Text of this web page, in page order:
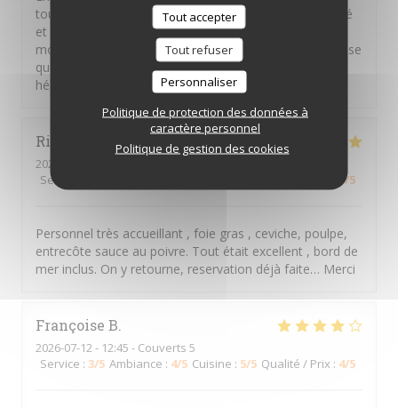
Tout accepter
Tout refuser
Personnaliser
Politique de protection des données à
caractère personnel
Politique de gestion des cookies
toujours, l’accueil est chaleureux, le service attentionné
et les plats sont délicieux. On y passe un très bon
moment dans une ambiance agréable. C’est une adresse
que j’apprécie beaucoup et que je recommande sans
hésiter. À très bientôt !
Richard
2026-07-15
Service
5/5
Personnel très accueillant , foie gras , ceviche, poulpe,
entrecôte sauce au poivre. Tout était excellent , bord de
mer inclus. On y retourne, reservation déjà faite… Merci
Françoise B
2026-07-12 - 12:45 - Couverts 5
Service : 3/5 Ambiance : 4/5 Cuisine : 5/5 Qualité / Prix : 4/5